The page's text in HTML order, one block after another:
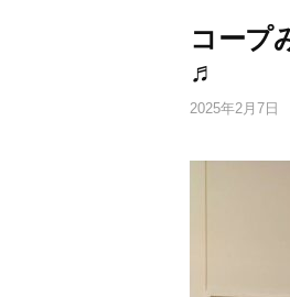
コープ
♬
2025年2月7日